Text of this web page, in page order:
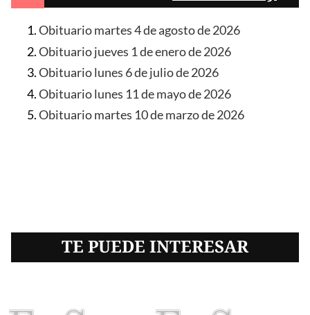
condolencias
Obituario martes 4 de agosto de 2026
Obituario jueves 1 de enero de 2026
Obituario lunes 6 de julio de 2026
Obituario lunes 11 de mayo de 2026
Obituario martes 10 de marzo de 2026
TE PUEDE INTERESAR